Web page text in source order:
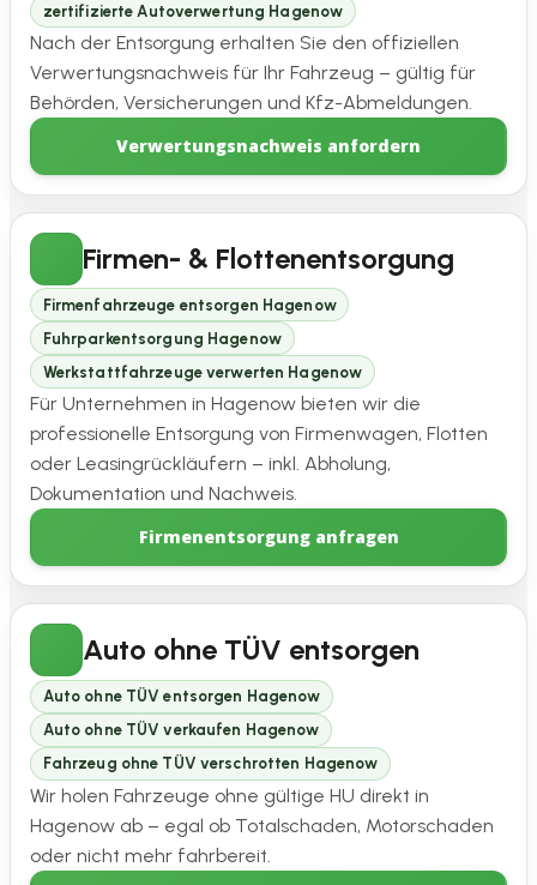
zertifizierte Autoverwertung Hagenow
Nach der Entsorgung erhalten Sie den offiziellen
Verwertungsnachweis für Ihr Fahrzeug – gültig für
Behörden, Versicherungen und Kfz-Abmeldungen.
Verwertungsnachweis anfordern
Firmen- & Flottenentsorgung
Firmenfahrzeuge entsorgen Hagenow
Fuhrparkentsorgung Hagenow
Werkstattfahrzeuge verwerten Hagenow
Für Unternehmen in Hagenow bieten wir die
professionelle Entsorgung von Firmenwagen, Flotten
oder Leasingrückläufern – inkl. Abholung,
Dokumentation und Nachweis.
Firmenentsorgung anfragen
Auto ohne TÜV entsorgen
Auto ohne TÜV entsorgen Hagenow
Auto ohne TÜV verkaufen Hagenow
Fahrzeug ohne TÜV verschrotten Hagenow
Wir holen Fahrzeuge ohne gültige HU direkt in
Hagenow ab – egal ob Totalschaden, Motorschaden
oder nicht mehr fahrbereit.